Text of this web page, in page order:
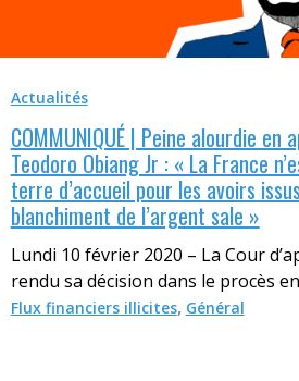
Actualités
COMMUNIQUÉ | Peine alourdie en
Teodoro Obiang Jr : « La France
terre d’accueil pour les avoirs
blanchiment de l’argent sale »
Lundi 10 février 2020 – La Cour
rendu sa décision dans le procès
Flux financiers illicites, Général